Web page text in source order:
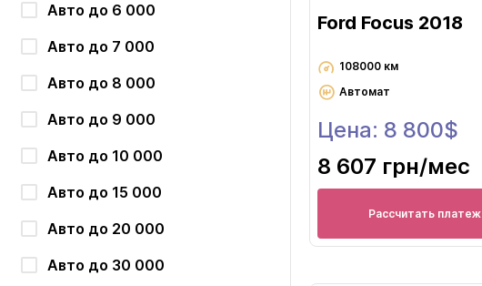
Авто до 6 000
Авто до 7 000
Авто до 8 000
Авто до 9 000
Авто до 10 000
Авто до 15 000
Авто до 20 000
Авто до 30 000
Ford Focus 2018
108000 км
Автомат
Цена: 8 800$
8 607 грн/мес
Рассчитать платеж